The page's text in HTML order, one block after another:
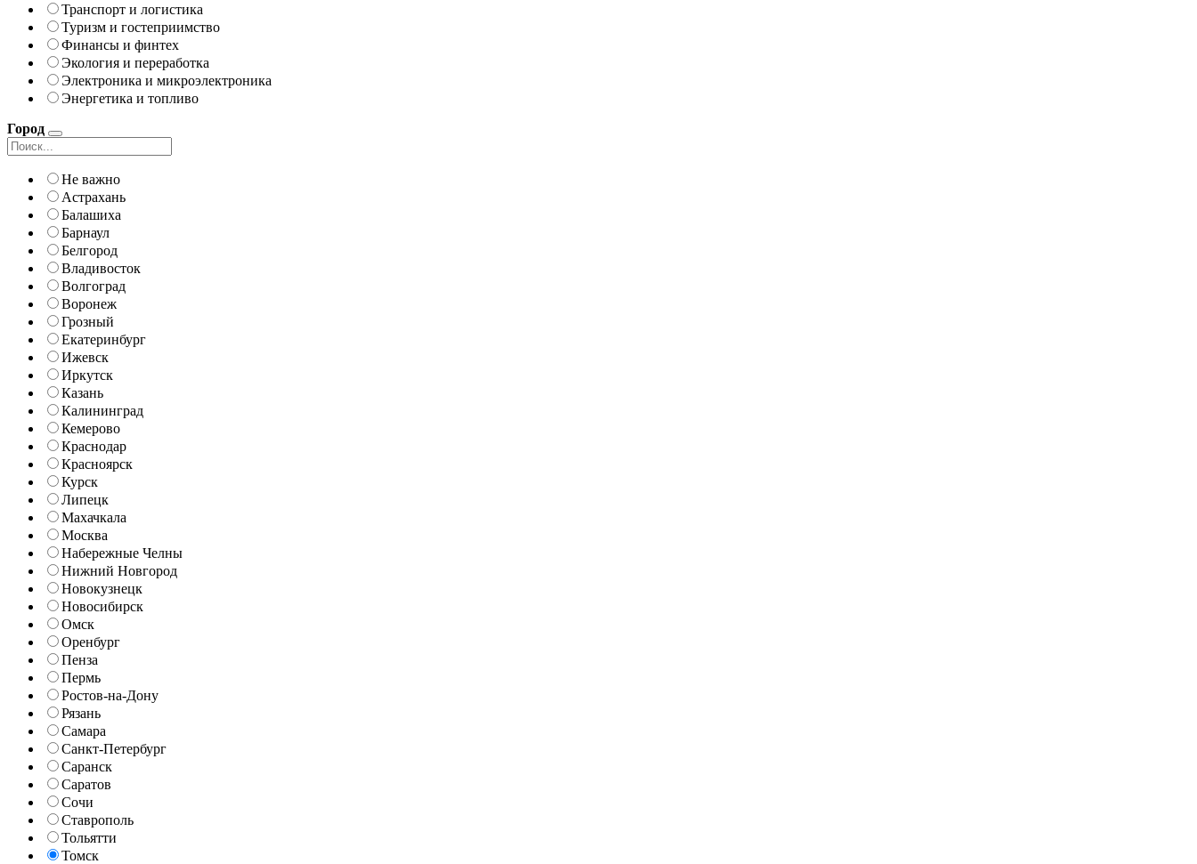
Транспорт и логистика
Туризм и гостеприимство
Финансы и финтех
Экология и переработка
Электроника и микроэлектроника
Энергетика и топливо
Город
Не важно
Астрахань
Балашиха
Барнаул
Белгород
Владивосток
Волгоград
Воронеж
Грозный
Екатеринбург
Ижевск
Иркутск
Казань
Калининград
Кемерово
Краснодар
Красноярск
Курск
Липецк
Махачкала
Москва
Набережные Челны
Нижний Новгород
Новокузнецк
Новосибирск
Омск
Оренбург
Пенза
Пермь
Ростов-на-Дону
Рязань
Самара
Санкт-Петербург
Саранск
Саратов
Сочи
Ставрополь
Тольятти
Томск